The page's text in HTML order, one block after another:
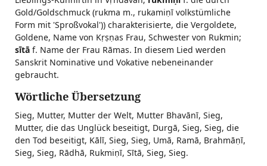
Gold/Goldschmuck (rukma m., rukamiṇī volkstümliche
Form mit 'Sproßvokal')) charakterisierte, die Vergoldete,
Goldene, Name von Kṛṣṇas Frau, Schwester von Rukmin;
sītā f. Name der Frau Rāmas. In diesem Lied werden
Sanskrit Nominative und Vokative nebeneinander
gebraucht.
Wörtliche Übersetzung
Sieg, Mutter, Mutter der Welt, Mutter Bhavānī, Sieg,
Mutter, die das Unglück beseitigt, Durgā, Sieg, Sieg, die
den Tod beseitigt, Kālī, Sieg, Sieg, Umā, Ramā, Brahmāṇī,
Sieg, Sieg, Rādhā, Rukmiṇī, Sītā, Sieg, Sieg.